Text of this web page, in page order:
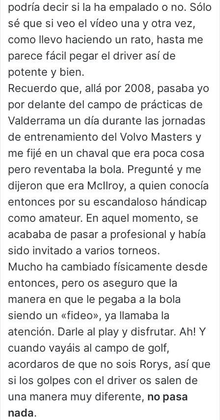
podría decir si la ha empalado o no. Sólo
sé que si veo el vídeo una y otra vez,
como llevo haciendo un rato, hasta me
parece fácil pegar el driver así de
potente y bien.
Recuerdo que, allá por 2008, pasaba yo
por delante del campo de prácticas de
Valderrama un día durante las jornadas
de entrenamiento del Volvo Masters y
me fijé en un chaval que era poca cosa
pero reventaba la bola. Pregunté y me
dijeron que era McIlroy, a quien conocía
entonces por su escandaloso hándicap
como amateur. En aquel momento, se
acababa de pasar a profesional y había
sido invitado a varios torneos.
Mucho ha cambiado físicamente desde
entonces, pero os aseguro que la
manera en que le pegaba a la bola
siendo un «fideo», ya llamaba la
atención. Darle al play y disfrutar. Ah! Y
cuando vayáis al campo de golf,
acordaros de que no sois Rorys, así que
si los golpes con el driver os salen de
una manera muy diferente, no pasa
nada.